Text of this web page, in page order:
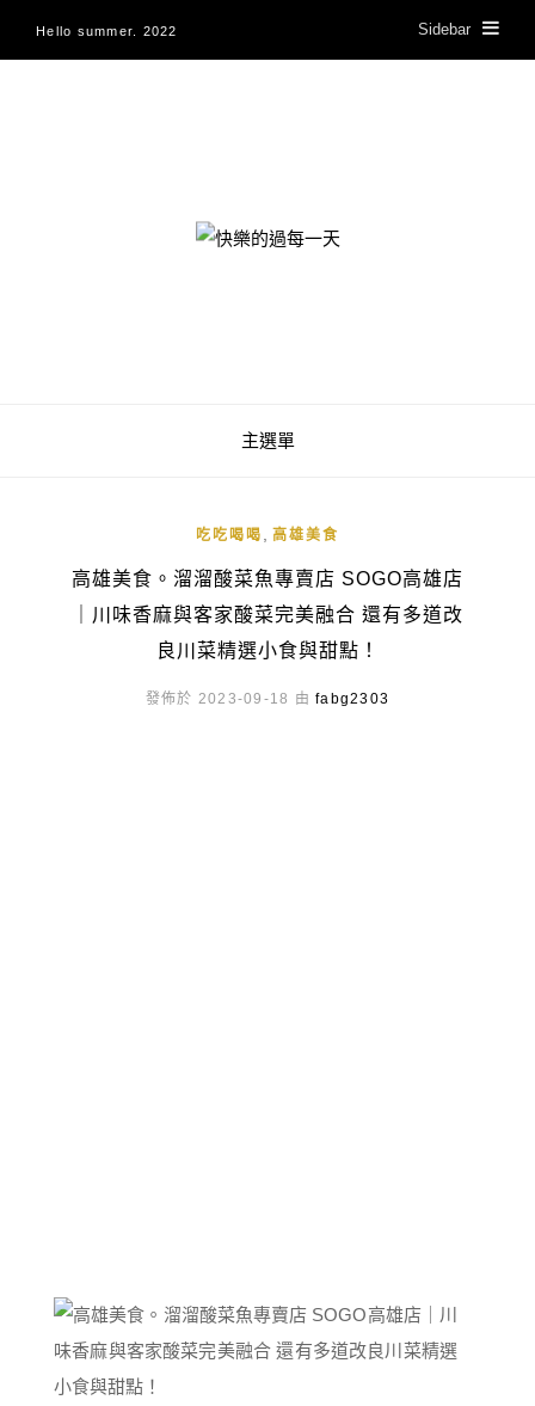
Hello summer. 2022 Sidebar
快樂的過每一天
主選單
吃吃喝喝 高雄美食
高雄美食。溜溜酸菜魚專賣店 SOGO高雄店
｜川味香麻與客家酸菜完美融合 還有多道改
良川菜精選小食與甜點！
發佈於 2023-09-18 由fabg2303